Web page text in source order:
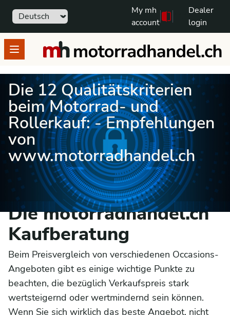
Sprache
Free text search
My mh
account
Dealer
login
Open menumotorradhandel.ch
Die 12 Qualitätskriterien
beim Motorrad- und
Rollerkauf: - Empfehlungen
von
www.motorradhandel.ch
Die motorradhandel.ch
Kaufberatung
Beim Preisvergleich von verschiedenen Occasions-
Angeboten gibt es einige wichtige Punkte zu
beachten, die bezüglich Verkaufspreis stark
wertsteigernd oder wertmindernd sein können.
Wenn Sie sich wirklich das beste Angebot, nicht